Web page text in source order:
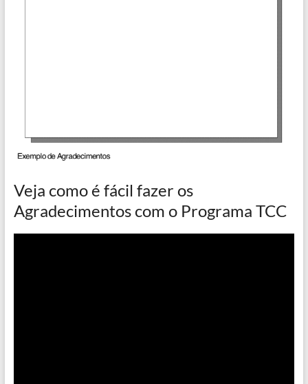
Veja como é fácil fazer os
Agradecimentos com o Programa TCC